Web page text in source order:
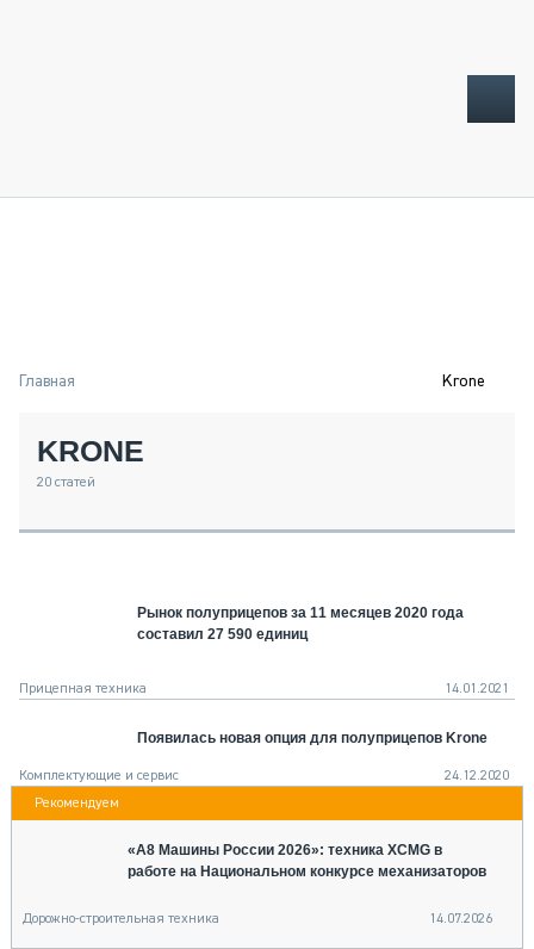
ТЕХНИКА КРУПНЫМ ПЛАНОМ
МЕРОПРИЯТИЯ
О ПРОЕКТЕ
Главная Krone
KRONE
20 статей
Рынок полуприцепов за 11 месяцев 2020 года
составил 27 590 единиц
Прицепная техника 14.01.2021
Появилась новая опция для полуприцепов Krone
Комплектующие и сервис 24.12.2020
«А8 Машины России 2026»: техника XCMG в
работе на Национальном конкурсе механизаторов
Дорожно-строительная техника 14.07.2026